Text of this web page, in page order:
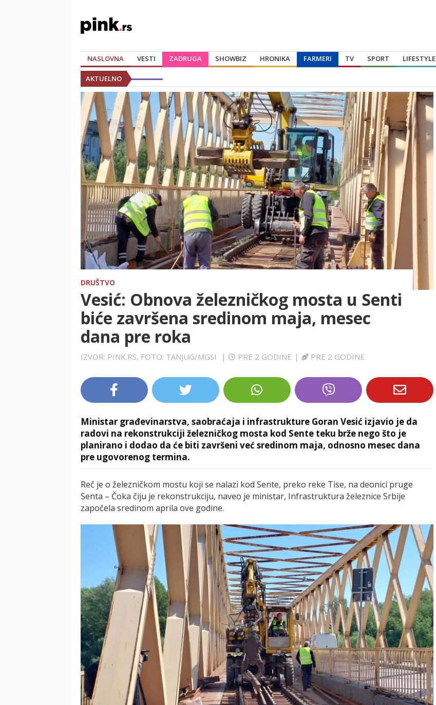
NASLOVNA VESTI ZADRUGA SHOWBIZ HRONIKA FARMERI TV SPORT LIFESTYLE
AKTUELNO
DRUŠTVO
Vesić: Obnova železničkog mosta u Senti
biće završena sredinom maja, mesec
dana pre roka
IZVOR: PINK.RS, FOTO: TANJUG/MGSI | PRE 2 GODINE | PRE 2 GODINE
Ministar građevinarstva, saobraćaja i infrastrukture Goran Vesić izjavio je da
radovi na rekonstrukciji železničkog mosta kod Sente teku brže nego što je
planirano i dodao da će biti završeni već sredinom maja, odnosno mesec dana
pre ugovorenog termina.
Reč je o železničkom mostu koji se nalazi kod Sente, preko reke Tise, na deonici pruge
Senta – Čoka čiju je rekonstrukciju, naveo je ministar, Infrastruktura železnice Srbije
započela sredinom aprila ove godine.